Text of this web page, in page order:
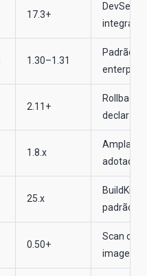
17.3+
integrado
1.30–1.31
Padrão
enterprise
2.11+
Rollback
1.8.x
adotado
25.x
BuildKit
padrão
0.50+
Scan de
imagens